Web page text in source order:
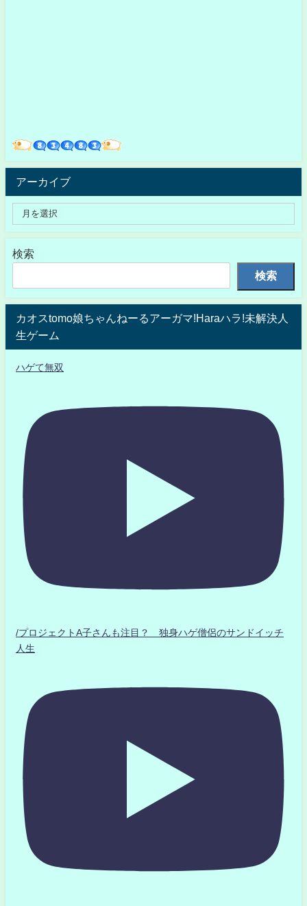
アーカイブ
検索
検索
カオスtomo娘ちゃんねーるアーガマ!Haraハラ!未解決人
生ゲーム
ハゲて無双
/プロジェクトA子さんも注目？ 独身ハゲ僧侶のサンドイッチ
人生